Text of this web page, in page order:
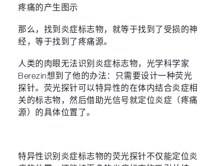
疼痛的产生图示
那么，找到炎症标志物，就等于找到了受损的神
经，等于找到了疼痛源。
人类的肉眼无法识别炎症标志物，光学科学家
Berezin想到了他的办法：只需要设计一种荧光
探针。荧光探针可以特异性的在体内结合炎症相
关的标志物，然后借助光信号就定位炎症（疼痛
源）的具体位置了。
特异性识别炎症标志物的荧光探针不仅能定位炎